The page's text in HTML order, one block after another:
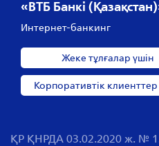
«ВТБ Банкі
Интернет-банкинг
Жеке тұлғалар үшін
Корпоративтік клиенттер
ҚР ҚНРДА 03.02.2020 ж. №